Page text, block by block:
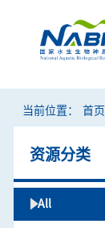
当前位置： 首页
资源分类
All